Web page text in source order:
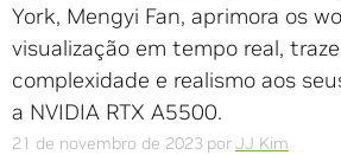
York, Mengyi Fan, aprimora os
visualização em tempo real,
complexidade e realismo aos
a NVIDIA RTX A5500.
21 de novembro de 2023 porJJ Kim